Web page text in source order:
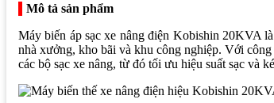
Mô tả sản phẩm
Máy biến áp sạc xe nâng điện Kobishin 20KVA
nhà xưởng, kho bãi và khu công nghiệp. Với
các bộ sạc xe nâng, từ đó tối ưu hiệu suất sạc và